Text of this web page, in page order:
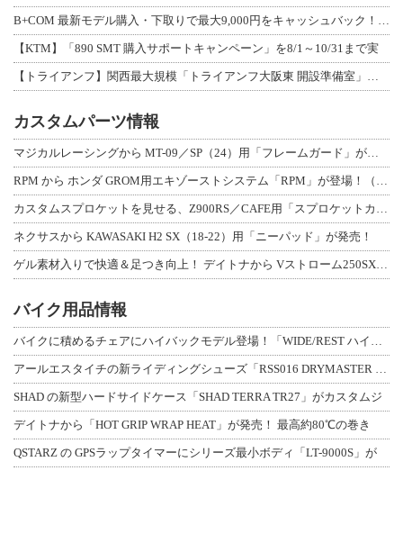
B+COM 最新モデル購入・下取りで最大9,000円をキャッシュバック！「B+F
【KTM】「890 SMT 購入サポートキャンペーン」を8/1～10/31まで実
【トライアンフ】関西最大規模「トライアンフ大阪東 開設準備室」がオープン！ 限定
カスタムパーツ情報
マジカルレーシングから MT-09／SP（24）用「フレームガード」が登場！
RPM から ホンダ GROM用エキゾーストシステム「RPM」が登場！（動画あり
カスタムスプロケットを見せる、Z900RS／CAFE用「スプロケットカバーフルキ
ネクサスから KAWASAKI H2 SX（18-22）用「ニーパッド」が発売！
ゲル素材入りで快適＆足つき向上！ デイトナから Vストローム250SX用「快適ロ
バイク用品情報
バイクに積めるチェアにハイバックモデル登場！「WIDE/REST ハイバックチェ
アールエスタイチの新ライディングシューズ「RSS016 DRYMASTER スト
SHAD の新型ハードサイドケース「SHAD TERRA TR27」がカスタムジ
デイトナから「HOT GRIP WRAP HEAT」が発売！ 最高約80℃の巻き
QSTARZ の GPSラップタイマーにシリーズ最小ボディ「LT-9000S」が